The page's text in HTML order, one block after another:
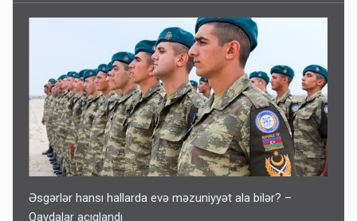
Əsgərlər hansı hallarda evə məzuniyyət ala bilər? –
Qaydalar açıqlandı